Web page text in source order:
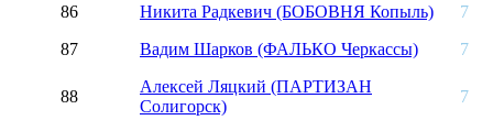
86
Никита Радкевич (БОБОВНЯ Копыль)
7
87
Вадим Шарков (ФАЛЬКО Черкассы) 7
88
Алексей Ляцкий (ПАРТИЗАН
Солигорск)
7